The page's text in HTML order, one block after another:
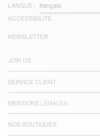
LANGUE :
ACCESSIBILITÉ
JOIN US
SERVICE CLIENT
MENTIONS LÉGALES
NOS BOUTIQUES
NEWSLETTER